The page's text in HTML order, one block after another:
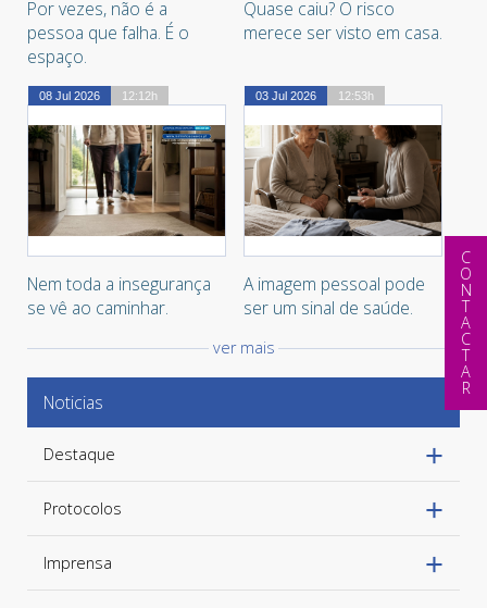
+
Por vezes, não é a
pessoa que falha. É o
espaço.
Quase caiu? O risco
merece ser visto em casa.
08 Jul 2026 12:12h
+
Nem toda a insegurança
se vê ao caminhar.
03 Jul 2026 12:53h
+
A imagem pessoal pode
ser um sinal de saúde.
ver mais
Noticias
Destaque
Protocolos
Imprensa
CONTACTAR